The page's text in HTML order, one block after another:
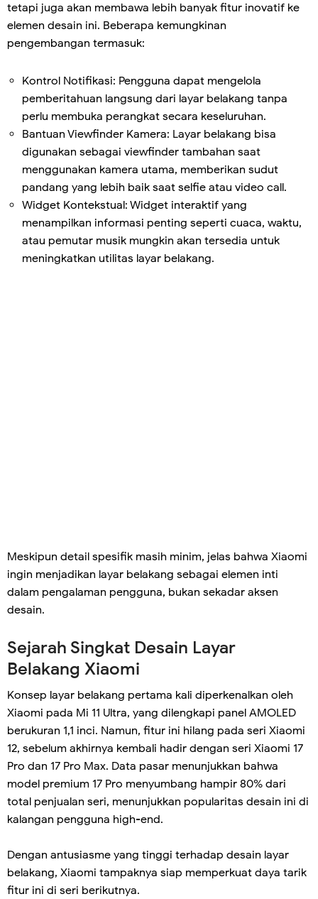
tetapi juga akan membawa lebih banyak fitur inovatif ke
elemen desain ini. Beberapa kemungkinan
pengembangan termasuk:
Kontrol Notifikasi: Pengguna dapat mengelola
pemberitahuan langsung dari layar belakang tanpa
perlu membuka perangkat secara keseluruhan.
Bantuan Viewfinder Kamera: Layar belakang bisa
digunakan sebagai viewfinder tambahan saat
menggunakan kamera utama, memberikan sudut
pandang yang lebih baik saat selfie atau video call.
Widget Kontekstual: Widget interaktif yang
menampilkan informasi penting seperti cuaca, waktu,
atau pemutar musik mungkin akan tersedia untuk
meningkatkan utilitas layar belakang.
Meskipun detail spesifik masih minim, jelas bahwa Xiaomi
ingin menjadikan layar belakang sebagai elemen inti
dalam pengalaman pengguna, bukan sekadar aksen
desain.
Sejarah Singkat Desain Layar
Belakang Xiaomi
Konsep layar belakang pertama kali diperkenalkan oleh
Xiaomi pada Mi 11 Ultra, yang dilengkapi panel AMOLED
berukuran 1,1 inci. Namun, fitur ini hilang pada seri Xiaomi
12, sebelum akhirnya kembali hadir dengan seri Xiaomi 17
Pro dan 17 Pro Max. Data pasar menunjukkan bahwa
model premium 17 Pro menyumbang hampir 80% dari
total penjualan seri, menunjukkan popularitas desain ini di
kalangan pengguna high-end.
Dengan antusiasme yang tinggi terhadap desain layar
belakang, Xiaomi tampaknya siap memperkuat daya tarik
fitur ini di seri berikutnya.